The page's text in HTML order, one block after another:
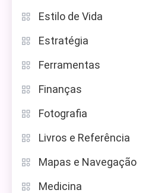
Estilo de Vida
Estratégia
Ferramentas
Finanças
Fotografia
Livros e Referência
Mapas e Navegação
Medicina